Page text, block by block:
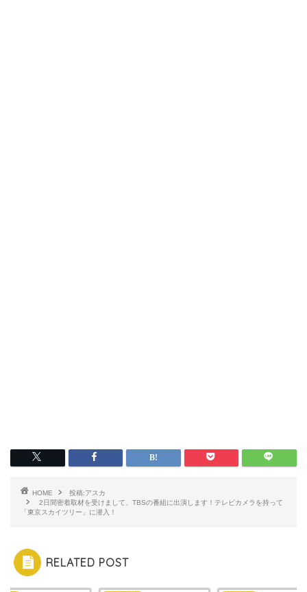
HOME
投稿:アスカ
2日間密着取材を受けまして、TBSの番組に出演します！テレビカメラを持って
「東京スカイツリー」に潜入！
RELATED POST